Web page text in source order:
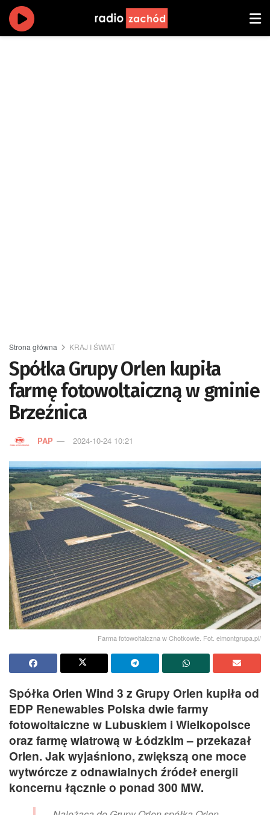
Strona główna KRAJ I ŚWIAT
Spółka Grupy Orlen kupiła
farmę fotowoltaiczną w gminie
Brzeźnica
PAP 2024-10-24 10:21
Farma fotowoltaiczna w Chotkowie. Fot. elmontgrupa.pl/
Spółka Orlen Wind 3 z Grupy Orlen kupiła od
EDP Renewables Polska dwie farmy
fotowoltaiczne w Lubuskiem i Wielkopolsce
oraz farmę wiatrową w Łódzkim – przekazał
Orlen. Jak wyjaśniono, zwiększą one moce
wytwórcze z odnawialnych źródeł energii
koncernu łącznie o ponad 300 MW.